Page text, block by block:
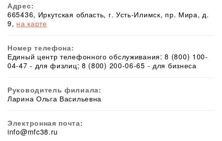
Адрес:
665436, Иркутская область, г. Усть-Илимск, пр. Мира, д.
9, на карте
Номер телефона:
Единый центр телефонного обслуживания: 8 (800) 100-
04-47 - для физлиц; 8 (800) 200-06-65 - для бизнеса
Руководитель филиала:
Ларина Ольга Васильевна
Электронная почта:
info@mfc38.ru